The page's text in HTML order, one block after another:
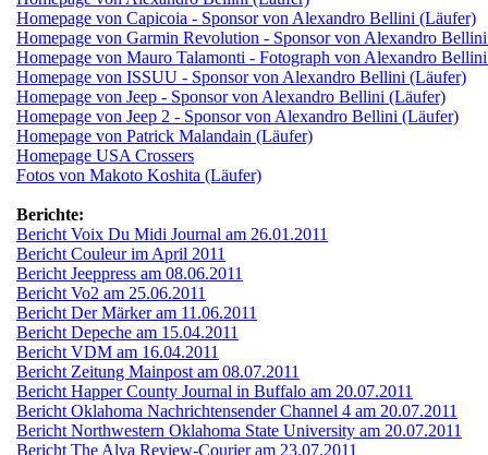
Homepage von Capicoia - Sponsor von Alexandro Bellini (Läufer)
Homepage von Garmin Revolution - Sponsor von Alexandro
Homepage von Mauro Talamonti - Fotograph von Alexandro
Homepage von ISSUU - Sponsor von Alexandro Bellini (Läufer)
Homepage von Jeep - Sponsor von Alexandro Bellini (Läufer)
Homepage von Jeep 2 - Sponsor von Alexandro Bellini (Läufer)
Homepage von Patrick Malandain (Läufer)
Homepage USA Crossers
Fotos von Makoto Koshita (Läufer)
Berichte:
Bericht Voix Du Midi Journal am 26.01.2011
Bericht Couleur im April 2011
Bericht Jeeppress am 08.06.2011
Bericht Vo2 am 25.06.2011
Bericht Der Märker am 11.06.2011
Bericht Depeche am 15.04.2011
Bericht VDM am 16.04.2011
Bericht Zeitung Mainpost am 08.07.2011
Bericht Happer County Journal in Buffalo am 20.07.2011
Bericht Oklahoma Nachrichtensender Channel 4 am 20.07.2011
Bericht Northwestern Oklahoma State University am 20.07.2011
Bericht The Alva Review-Courier am 23.07.2011